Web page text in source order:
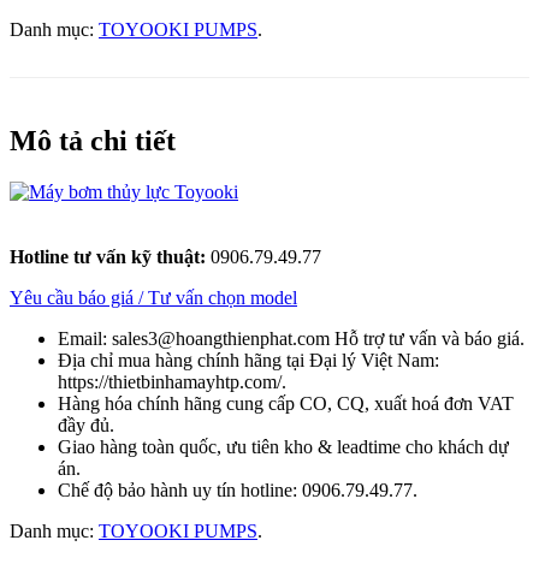
Danh mục: TOYOOKI PUMPS.
Mô tả chi tiết
Hotline tư vấn kỹ thuật: 0906.79.49.77
Yêu cầu báo giá / Tư vấn chọn model
Email: sales3@hoangthienphat.com Hỗ trợ tư vấn và báo giá.
Địa chỉ mua hàng chính hãng tại Đại lý Việt Nam:
https://thietbinhamayhtp.com/.
Hàng hóa chính hãng cung cấp CO, CQ, xuất hoá đơn VAT
đầy đủ.
Giao hàng toàn quốc, ưu tiên kho & leadtime cho khách dự
án.
Chế độ bảo hành uy tín hotline: 0906.79.49.77.
Danh mục: TOYOOKI PUMPS.